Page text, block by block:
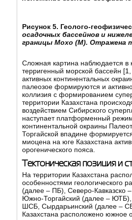
Рисунок 5. Геолого-
осадочных бассейнов и
границы Мохо (М). Отражена
Сложная картина наблюдается
терригенный морской бассейн [1
активных континентальных
палеозое формируются и
коллизия с формированием
территории Казахстана
воздействием Сибирского
наступает платформенный
континентальной окраины
Торгайской впадине
миоцена на юге Казахстана
орогенического пояса.
Тектоническая позиция и
На территории Казахстана
особенностями геологического
(далее – ПБ), Северо-Кавказско
Южно-Торгайский (далее – ЮТБ),
ШСБ, Сырдарьинский (далее –
Казахстана расположено южное